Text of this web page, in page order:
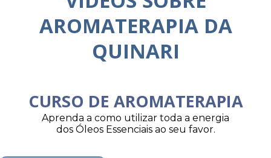
AROMATERAPIA DA
QUINARI
CURSO DE AROMATERAPIA
Aprenda a como utilizar toda a energia
dos Óleos Essenciais ao seu favor.